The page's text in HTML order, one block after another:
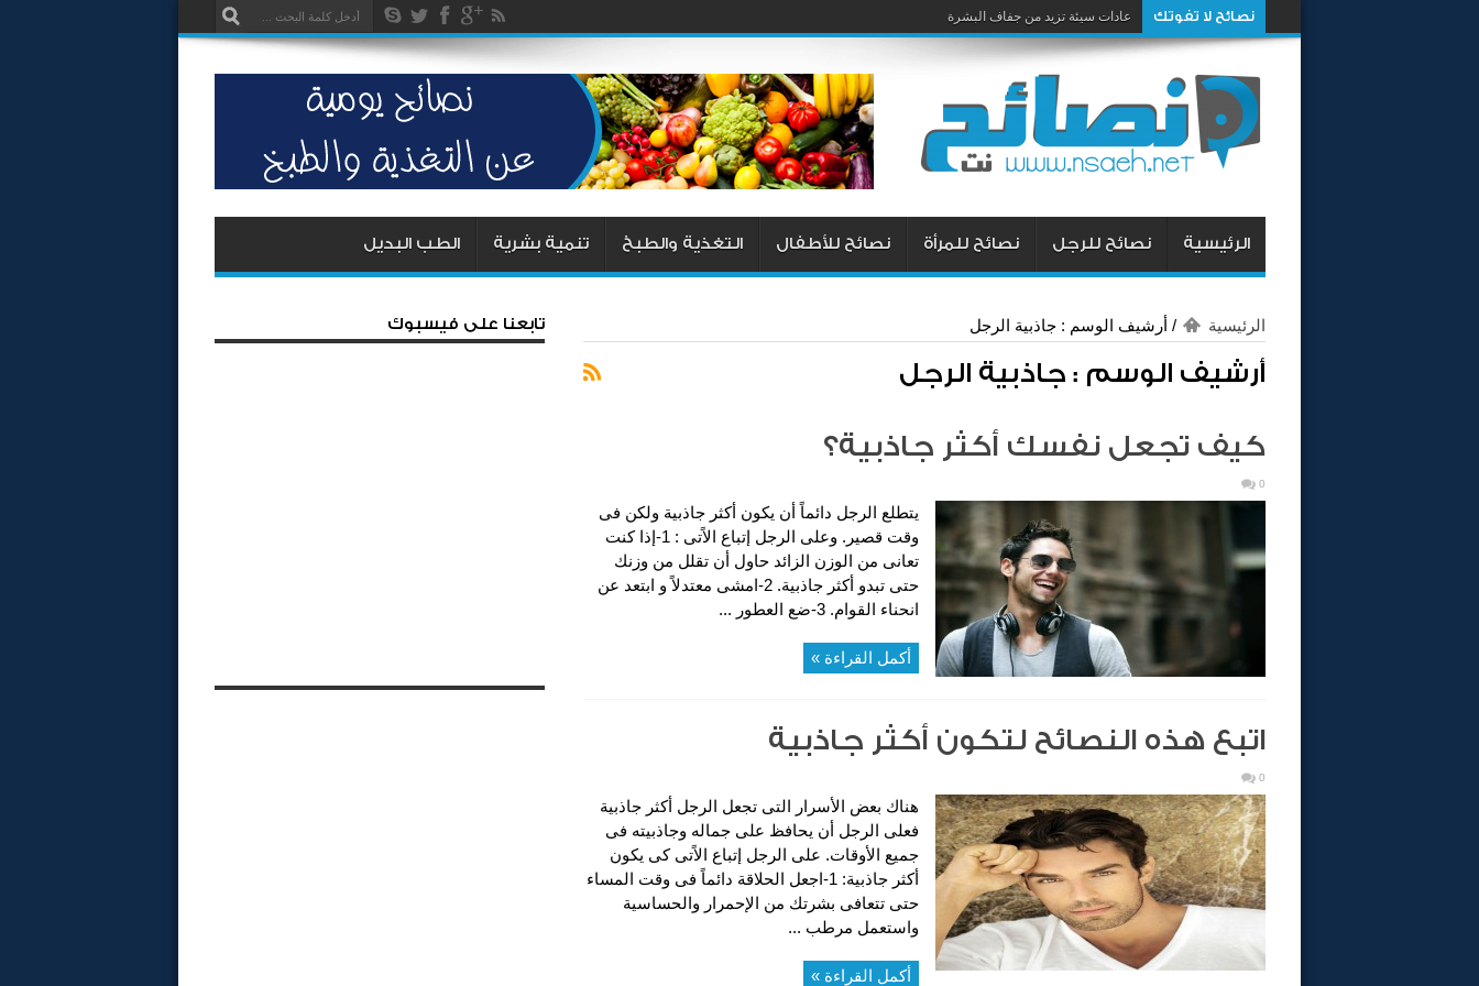
نصائح لا تفوتك عادات سيئة تزيد من جفاف البشرة
الرئيسية نصائح للرجل نصائح للمرأة نصائح للأطفال التغذية والطبخ تنمية بشرية الطب البديل
الرئيسية / أرشيف الوسم : جاذبية الرجل
أرشيف الوسم : جاذبية الرجل
كيف تجعل نفسك أكثر جاذبية؟
0
يتطلع الرجل دائماً أن يكون أكثر جاذبية ولكن فى
وقت قصير. وعلى الرجل إتباع الاًتى : 1-إذا كنت
تعانى من الوزن الزائد حاول أن تقلل من وزنك
حتى تبدو أكثر جاذبية. 2-امشى معتدلاً و ابتعد عن
انحناء القوام. 3-ضع العطور ...
أكمل القراءة »
اتبع هذه النصائح لتكون أكثر جاذبية
0
هناك بعض الأسرار التى تجعل الرجل أكثر جاذبية
فعلى الرجل أن يحافظ على جماله وجاذبيته فى
جميع الأوقات. على الرجل إتباع الاًتى كى يكون
أكثر جاذبية: 1-اجعل الحلاقة دائماً فى وقت المساء
حتى تتعافى بشرتك من الإحمرار والحساسية
واستعمل مرطب ...
أكمل القراءة »
تابعنا على فيسبوك